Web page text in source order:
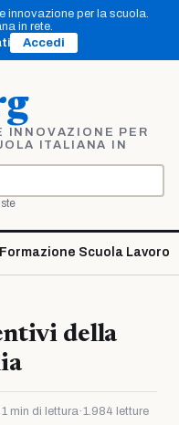
innovazione per la scuola.
in rete.
Accedi
INNOVAZIONE PER
ITALIANA IN
Formazione Scuola Lavoro
della
1 min di lettura·1.984 letture